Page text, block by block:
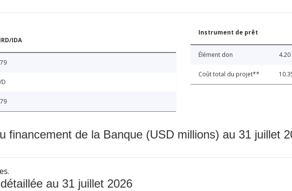
IDA
D
Instrument de prêt
Élément don 4.20
Coût total du projet**
financement de la Banque (USD millions) au 31 juillet
au 31 juillet 2026